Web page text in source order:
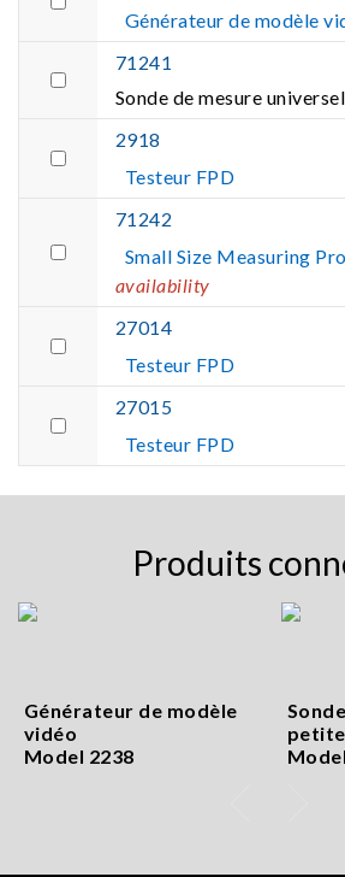
Générateur de modèle
71241
Sonde de mesure
2918
Testeur FPD
71242
Small Size Measuring
availability
27014
Testeur FPD
27015
Testeur FPD
Produits
Générateur de modèle
vidéo
Model 2238